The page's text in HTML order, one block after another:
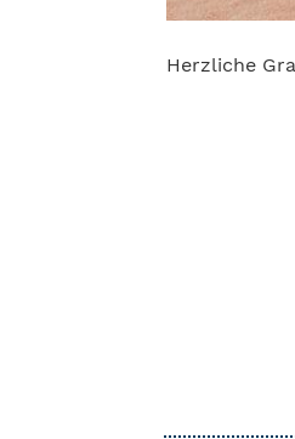
Herzliche